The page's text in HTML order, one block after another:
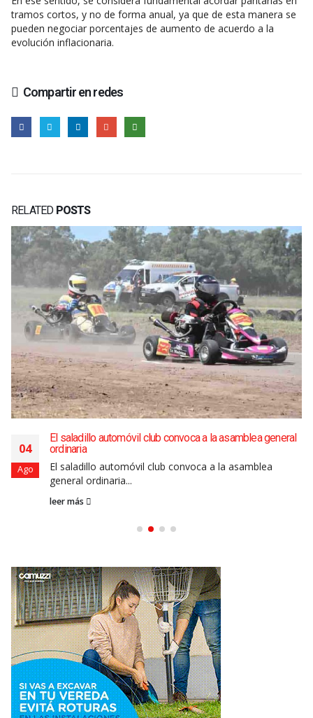
tramos cortos, y no de forma anual, ya que de esta manera se
pueden negociar porcentajes de aumento de acuerdo a la
evolución inflacionaria.
Compartir en redes
RELATED POSTS
04
Ago
El saladillo automóvil club convoca a la asamblea general
ordinaria
El saladillo automóvil club convoca a la asamblea
general ordinaria...
leer más